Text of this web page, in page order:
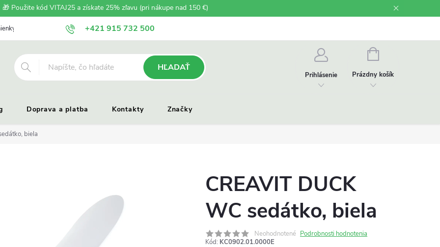
🎁 Použite kód VITAJ25 a získate 25% zľavu (pri nákupe nad 150 €)
+421 915 732 500
Zásady ochrany osobných údajov Reklamačný poriadok
HĽADAŤ
Prihlásenie
NÁKUPNÝ
Prázdny košík
Doprava a platba Kontakty Značky
biela
CREAVIT DUCK
WC sedátko, biela
Neohodnotené Podrobnosti hodnotenia
Kód: KC0902.01.0000E